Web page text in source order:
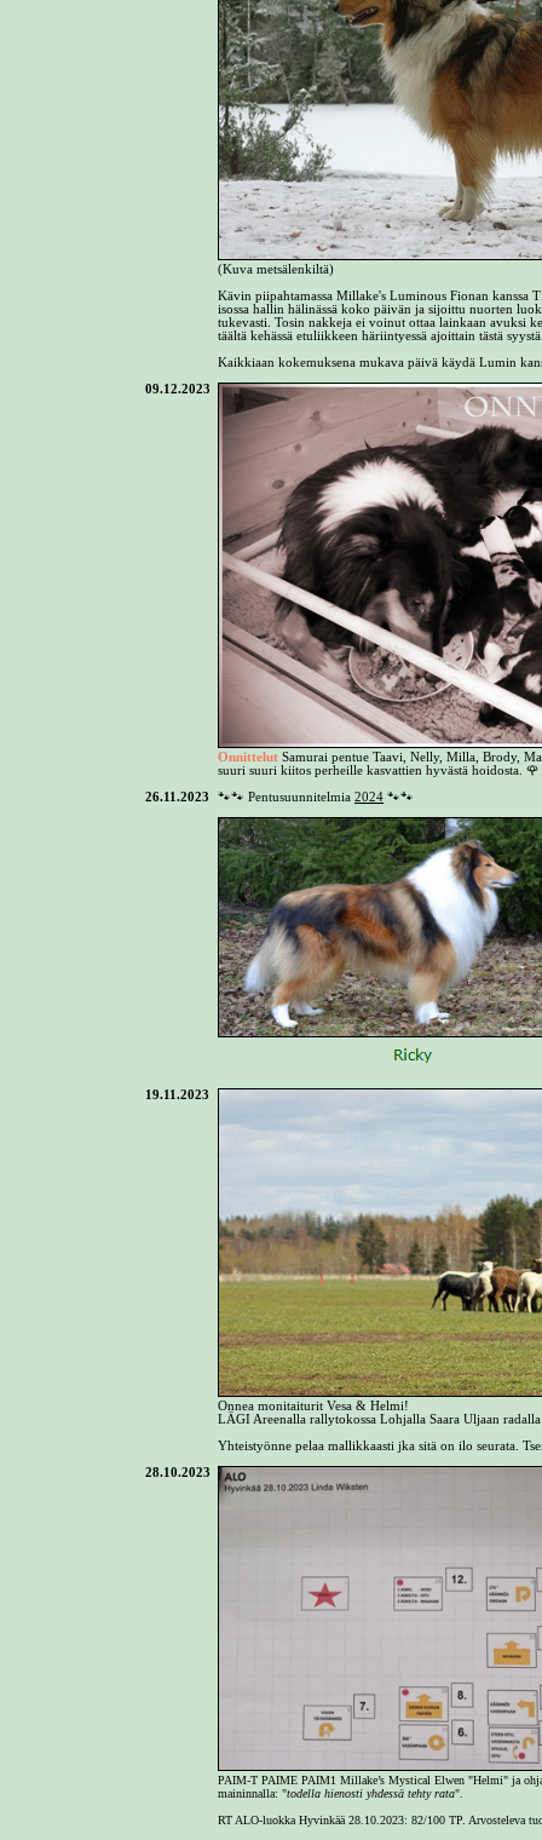
(Kuva metsälenkiltä)
Kävin piipahtamassa Millake's Luminous Fionan kanssa
isossa hallin hälinässä koko päivän ja sijoittu nuorten
tukevasti. Tosin nakkeja ei voinut ottaa lainkaan avuksi
täältä kehässä etuliikkeen häriintyessä ajoittain tästä
Kaikkiaan kokemuksena mukava päivä käydä Lumin
09.12.2023
Onnittelut Samurai pentue Taavi, Nelly, Milla, Brody,
suuri suuri kiitos perheille kasvattien hyvästä hoidosta. 🌹
26.11.2023
🐾🐾 Pentusuunnitelmia 2024 🐾🐾
19.11.2023
Onnea monitaiturit Vesa & Helmi!
LÄGI Areenalla rallytokossa Lohjalla Saara Uljaan
Yhteistyönne pelaa mallikkaasti jka sitä on ilo seurata.
28.10.2023
PAIM-T PAIME PAIM1 Millake’s Mystical Elwen "Helmi" ja
maininnalla: "todella hienosti yhdessä tehty rata".
RT ALO-luokka Hyvinkää 28.10.2023: 82/100 TP. Arvosteleva